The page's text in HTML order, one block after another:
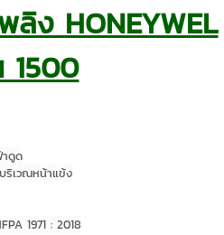
ลิง HONEYWEL
1500
ดูด
ริเวณหน้าแข้ง
1971 : 2018